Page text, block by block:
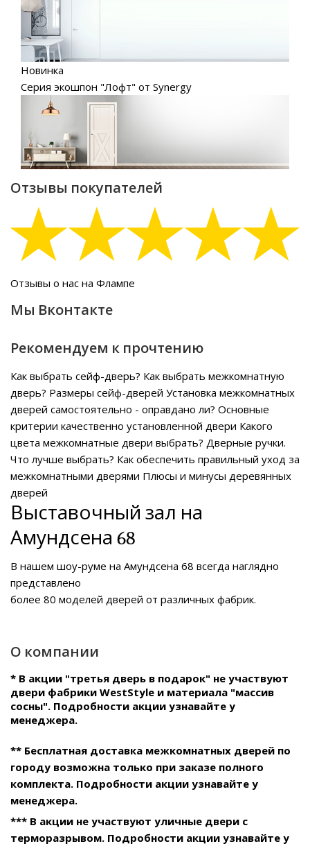
Новинка
Серия экошпон "Лофт" от Synergy
Отзывы покупателей
Отзывы о нас на Флампе
Мы Вконтакте
Рекомендуем к прочтению
Как выбрать сейф-дверь? Как выбрать межкомнатную
дверь? Размеры сейф-дверей Установка межкомнатных
дверей самостоятельно - оправдано ли? Основные
критерии качественно установленной двери Какого
цвета межкомнатные двери выбрать? Дверные ручки.
Что лучше выбрать? Как обеспечить правильный уход за
межкомнатными дверями Плюсы и минусы деревянных
дверей
Выставочный зал на
Амундсена 68
В нашем шоу-руме на Амундсена 68 всегда наглядно
представлено
более 80 моделей дверей от различных фабрик.
О компании
* В акции "третья дверь в подарок" не участвуют
двери фабрики WestStyle и материала "массив
сосны". Подробности акции узнавайте у
менеджера.
** Бесплатная доставка межкомнатных дверей по
городу возможна только при заказе полного
комплекта. Подробности акции узнавайте у
менеджера.
*** В акции не участвуют уличные двери с
терморазрывом. Подробности акции узнавайте у